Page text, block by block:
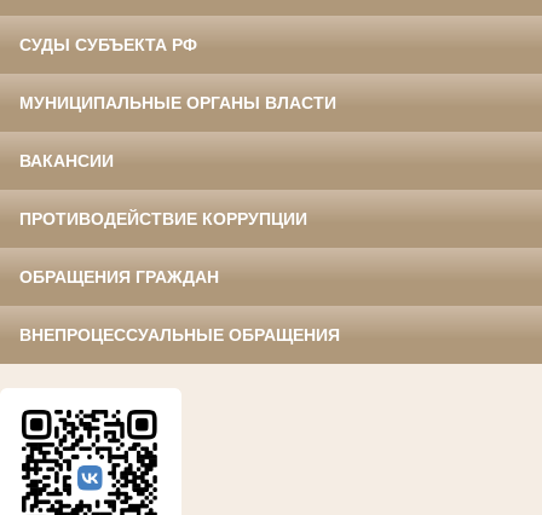
СУДЫ СУБЪЕКТА РФ
МУНИЦИПАЛЬНЫЕ ОРГАНЫ ВЛАСТИ
ВАКАНСИИ
ПРОТИВОДЕЙСТВИЕ КОРРУПЦИИ
ОБРАЩЕНИЯ ГРАЖДАН
ВНЕПРОЦЕССУАЛЬНЫЕ ОБРАЩЕНИЯ